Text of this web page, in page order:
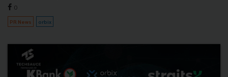
0
PR News orbix